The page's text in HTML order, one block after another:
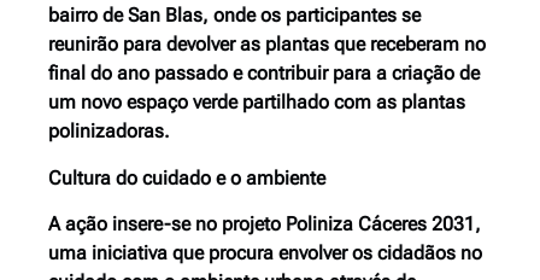
bairro de San Blas, onde os participantes se
reunirão para devolver as plantas que receberam no
final do ano passado e contribuir para a criação de
um novo espaço verde partilhado com as plantas
polinizadoras.
Cultura do cuidado e o ambiente
A ação insere-se no projeto Poliniza Cáceres 2031,
uma iniciativa que procura envolver os cidadãos no